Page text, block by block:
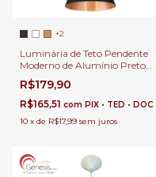
+2
Luminária de Teto Pendente
Moderno de Alumínio Preto
com Cobre Para Salas Lavabos
Balcão e Cabeceira de Cama.
R$179,90
R$165,51 com PIX • TED • DOC
10 x de R$17,99 sem juros